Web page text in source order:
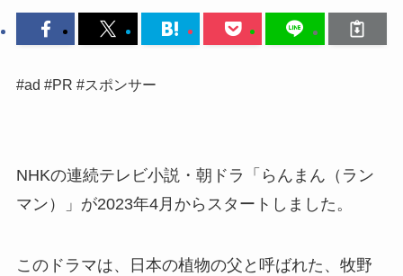
#ad #PR #スポンサー
NHKの連続テレビ小説・朝ドラ「らんまん（ラン
マン）」が2023年4月からスタートしました。
このドラマは、日本の植物の父と呼ばれた、牧野